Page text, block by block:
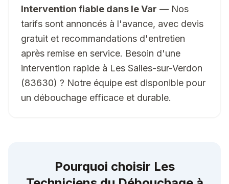
Intervention fiable dans le Var — Nos
tarifs sont annoncés à l'avance, avec devis
gratuit et recommandations d'entretien
après remise en service. Besoin d'une
intervention rapide à Les Salles-sur-Verdon
(83630) ? Notre équipe est disponible pour
un débouchage efficace et durable.
Pourquoi choisir Les